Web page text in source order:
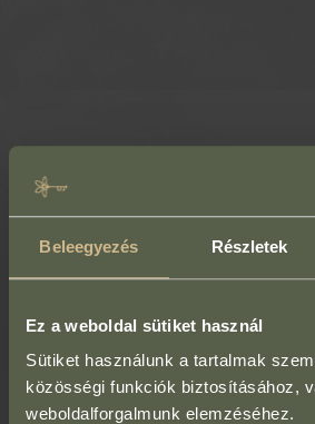
Beleegyezés Részletek
Ez a weboldal sütiket használ
Sütiket használunk a tartalmak
közösségi funkciók biztosításához,
weboldalforgalmunk elemzéséhez.
előzi meg (akár ingyenesen!), ahol
megbeszéljük az
felvesszük az
és összeállítjuk a
tervet.